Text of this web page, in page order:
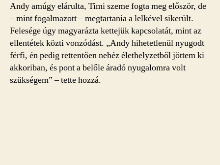
Andy amúgy elárulta, Timi szeme fogta meg először, de
– mint fogalmazott – megtartania a lelkével sikerült.
Felesége úgy magyarázta kettejük kapcsolatát, mint az
ellentétek közti vonzódást. „Andy hihetetlenül nyugodt
férfi, én pedig rettentően nehéz élethelyzetből jöttem ki
akkoriban, és pont a belőle áradó nyugalomra volt
szükségem” – tette hozzá.